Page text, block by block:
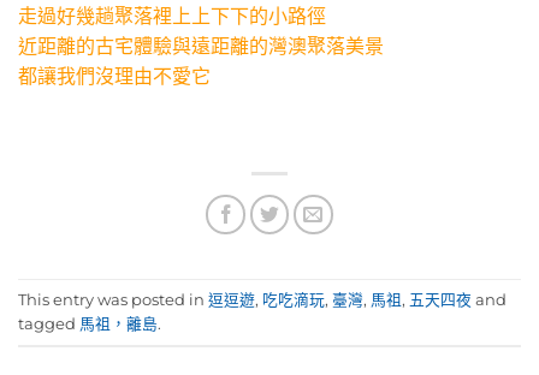
走過好幾趟聚落裡上上下下的小路徑
近距離的古宅體驗與遠距離的灣澳聚落美景
都讓我們沒理由不愛它
This entry was posted in 逗逗遊, 吃吃滴玩, 臺灣, 馬祖 , 五天四夜 and
tagged 馬祖，離島.